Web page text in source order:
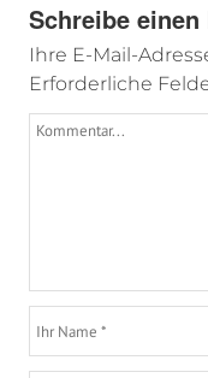
Schreibe
Ihre E-Mail-
Erforderliche